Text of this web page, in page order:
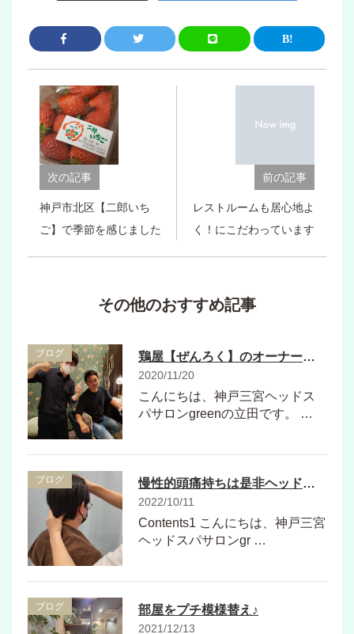
次の記事
神戸市北区【二郎いち
ご】で季節を感じました
前の記事
レストルームも居心地よ
く！にこだわっています
その他のおすすめ記事
ブログ 鶏屋【ぜんろく】のオーナーがヘッドスパをしに来てくれました
2020/11/20
こんにちは、神戸三宮ヘッドス
パサロンgreenの立田です。 …
ブログ 慢性的頭痛持ちは是非ヘッドスパを受けてください！
2022/10/11
Contents1 こんにちは、神戸三宮
ヘッドスパサロンgr …
ブログ 部屋をプチ模様替え♪
2021/12/13